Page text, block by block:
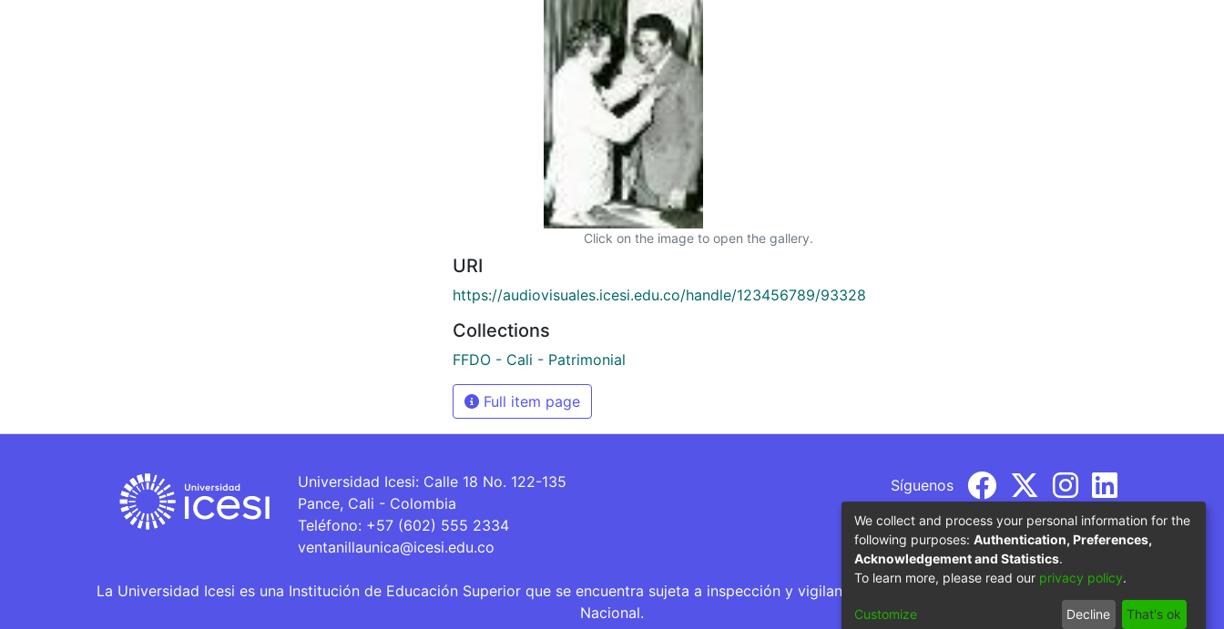
Click on the image to open the gallery.
URI
https://audiovisuales.icesi.edu.co/handle/123456789/93328
Collections
FFDO - Cali - Patrimonial
Full item page
Universidad Icesi: Calle 18 No. 122-135
Pance, Cali - Colombia
Teléfono: +57 (602) 555 2334
ventanillaunica@icesi.edu.co
Síguenos
La Universidad Icesi es una Institución de Educación Superior que se encuentra sujeta a inspección y vigilancia por parte del Ministerio de Educación
Nacional.
We collect and process your personal information for the
following purposes: Authentication, Preferences,
Acknowledgement and Statistics.
To learn more, please read our privacy policy.
Customize Decline That's ok